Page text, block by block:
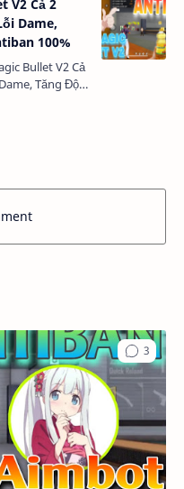
V2 Cả 2
Dame,
100%
Tăng Độ